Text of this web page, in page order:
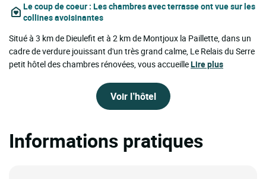
Le coup de coeur : Les chambres avec terrasse ont vue sur les
collines avoisinantes
Situé à 3 km de Dieulefit et à 2 km de Montjoux la Paillette, dans un
cadre de verdure jouissant d'un très grand calme, Le Relais du Serre
petit hôtel des chambres rénovées, vous accueilleLire plus
Voir l’hôtel
Informations pratiques